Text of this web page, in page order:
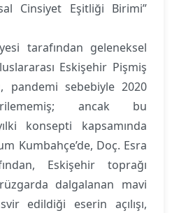
Cinsiyet Eşitliği Birimi”
tarafından geleneksel
Eskişehir Pişmiş
pandemi sebebiyle 2020
ancak bu
konsepti kapsamında
Kumbahçe’de, Doç. Esra
Eskişehir toprağı
dalgalanan mavi
edildiği eserin açılışı,